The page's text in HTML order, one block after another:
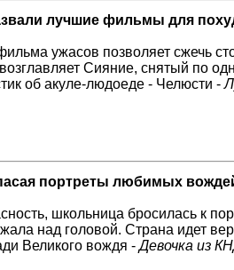
лучшие фильмы для
ужасов позволяет сжечь
Сияние, снятый по
об акуле-людоеде - Челюсти -
портреты любимых
школьница бросилась к
над головой. Страна идет
Великого вождя -Девочка из